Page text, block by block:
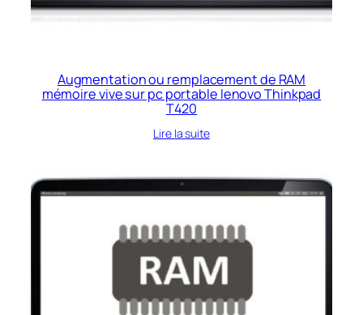
Augmentation ou remplacement de RAM
mémoire vive sur pc portable lenovo Thinkpad
T420
Lire la suite